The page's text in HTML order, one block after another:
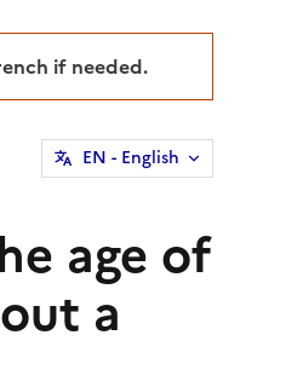
if needed.
EN - English
age of
a